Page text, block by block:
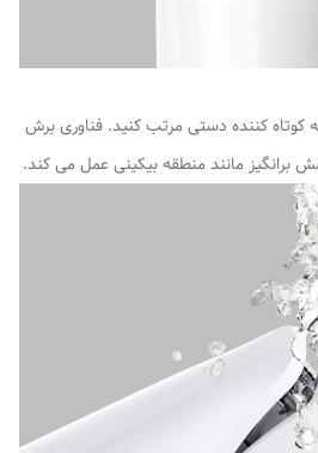
کوتاه کننده دستی مرتب کنید. فناوری برش
برانگیز مانند منطقه بیکینی عمل می کند.